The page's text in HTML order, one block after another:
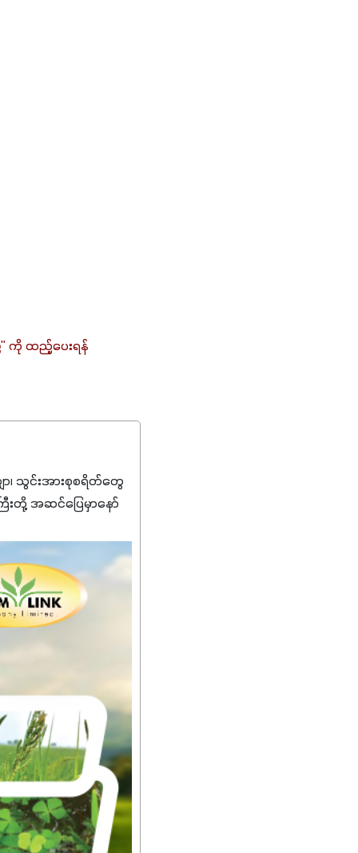
" ကို ထည့်ပေးရန်
၊ သွင်းအားစုစရိတ်တွေ
တို့ အဆင်ပြေမှာနော်
တွေကိုပဲ ရွေးချယ်သုံး